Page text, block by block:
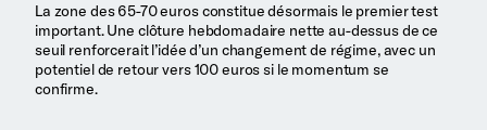
La zone des 65-70 euros constitue désormais le premier test
important. Une clôture hebdomadaire nette au-dessus de ce
seuil renforcerait l’idée d’un changement de régime, avec un
potentiel de retour vers 100 euros si le momentum se
confirme.